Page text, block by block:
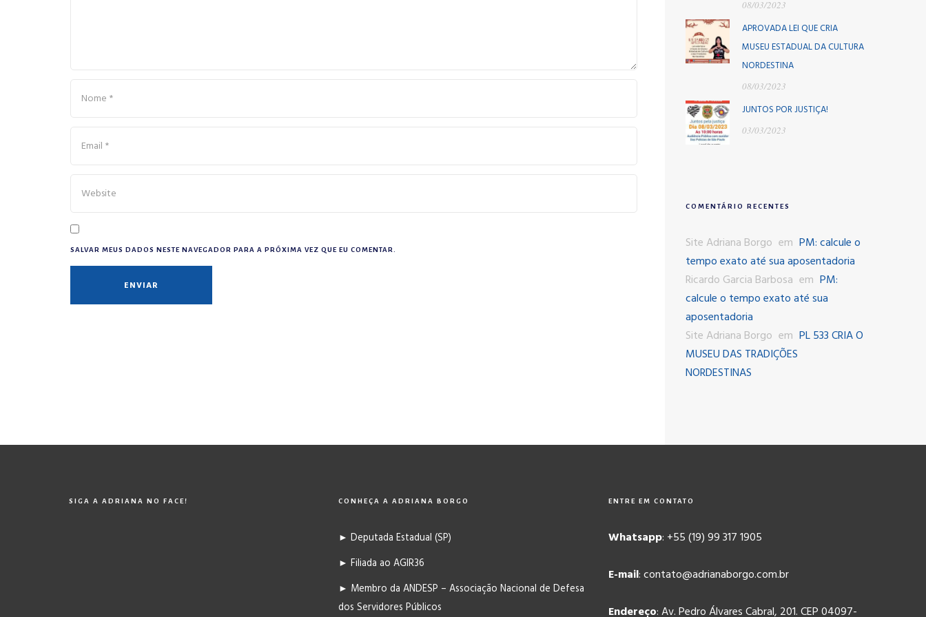
SALVAR MEUS DADOS NESTE NAVEGADOR PARA A PRÓXIMA VEZ QUE EU COMENTAR.
08/03/2023
APROVADA LEI QUE CRIA
MUSEU ESTADUAL DA CULTURA
NORDESTINA
08/03/2023
JUNTOS POR JUSTIÇA!
03/03/2023
COMENTÁRIO RECENTES
Site Adriana Borgo em PM: calcule o
tempo exato até sua aposentadoria
Ricardo Garcia Barbosa em PM:
calcule o tempo exato até sua
aposentadoria
Site Adriana Borgo em PL 533 CRIA O
MUSEU DAS TRADIÇÕES
NORDESTINAS
SIGA A ADRIANA NO FACE! CONHEÇA A ADRIANA BORGO
► Deputada Estadual (SP)
► Filiada ao AGIR36
► Membro da ANDESP – Associação Nacional de Defesa
dos Servidores Públicos
ENTRE EM CONTATO
Whatsapp: +55 (19) 99 317 1905
E-mail: contato@adrianaborgo.com.br
Endereço: Av. Pedro Álvares Cabral, 201. CEP 04097-